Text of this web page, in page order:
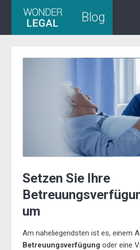
Blog
Setzen Sie Ihre
um
Am naheliegendsten ist es, einem
Betreuungsverfügung oder eine